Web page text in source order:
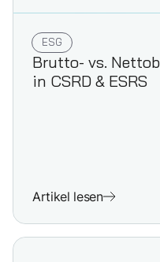
ESG
Brutto- vs.
in CSRD & ESRS
Artikel lesen